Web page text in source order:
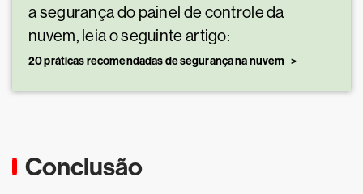
a segurança do painel de controle da
nuvem, leia o seguinte artigo:
20 práticas recomendadas de segurança na nuvem
Conclusão